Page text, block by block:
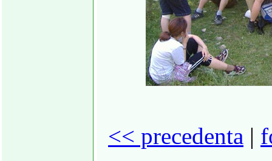
<< precedenta |